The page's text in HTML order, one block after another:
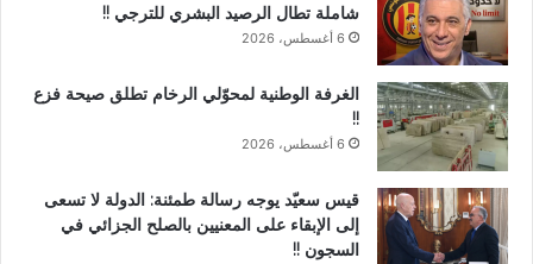
شاملة تطال الرصيد البشري للترجي !!
6 أغسطس، 2026
الغرفة الوطنية لمحوّلي الرخام تطلق صيحة فزع
!!
6 أغسطس، 2026
قيس سعيّد يوجه رسالة طمئنة: الدولة لا تسعى
إلى الإبقاء على المعنيين بالصلح الجزائي في
السجون !!